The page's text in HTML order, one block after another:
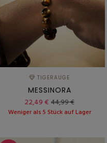
TIGERAUGE
MESSINORA
22,49 € 44,99 €
Weniger als 5 Stück auf Lager